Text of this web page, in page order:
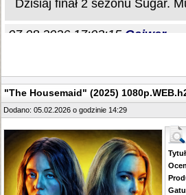
"The Housemaid" (2025)
Dodano: 05.02.2026 o godzinie 14:29